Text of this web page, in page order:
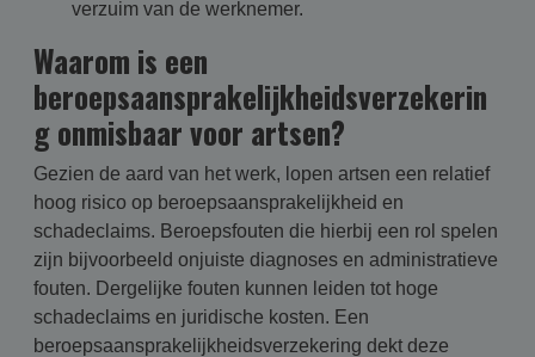
verzuim van de werknemer.
Waarom is een
beroepsaansprakelijkheidsverzekerin
g onmisbaar voor artsen?
Gezien de aard van het werk, lopen artsen een relatief
hoog risico op beroepsaansprakelijkheid en
schadeclaims. Beroepsfouten die hierbij een rol spelen
zijn bijvoorbeeld onjuiste diagnoses en administratieve
fouten. Dergelijke fouten kunnen leiden tot hoge
schadeclaims en juridische kosten. Een
beroepsaansprakelijkheidsverzekering dekt deze